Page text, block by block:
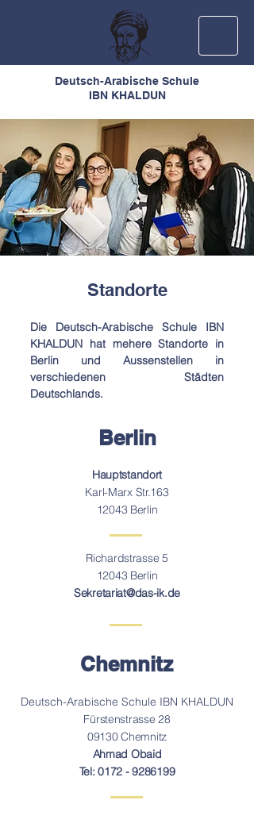
Deutsch-Arabische Schule
IBN KHALDUN
Standorte
Die Deutsch-Arabische Schule IBN
KHALDUN hat mehere Standorte in
Berlin und Aussenstellen in
verschiedenen Städten
Deutschlands.
Berlin
Hauptstandort
Karl-Marx Str.163
12043 Berlin
Richardstrasse 5
12043 Berlin
Sekretariat@das-ik.de
Chemnitz
Deutsch-Arabische Schule IBN KHALDUN
Fürstenstrasse 28
09130 Chemnitz
Ahmad Obaid
Tel:0172 - 9286199